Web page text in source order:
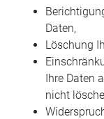
Daten,
Löschung
Ihre Daten
nicht